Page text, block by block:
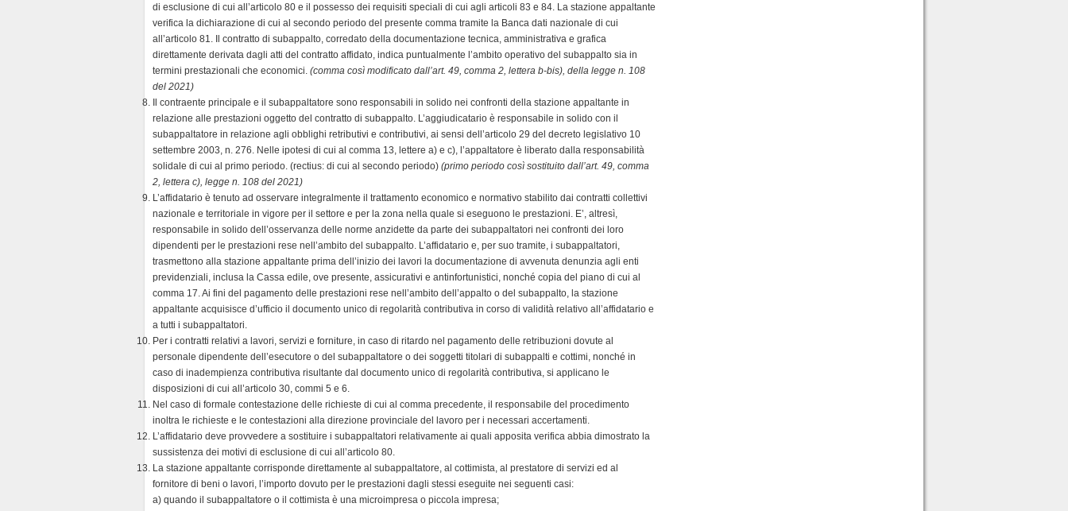
di esclusione di cui all’articolo 80 e il possesso dei requisiti speciali di cui agli articoli 83 e 84. La stazione appaltante
verifica la dichiarazione di cui al secondo periodo del presente comma tramite la Banca dati nazionale di cui
all’articolo 81. Il contratto di subappalto, corredato della documentazione tecnica, amministrativa e grafica
direttamente derivata dagli atti del contratto affidato, indica puntualmente l’ambito operativo del subappalto sia in
termini prestazionali che economici. (comma così modificato dall’art. 49, comma 2, lettera b-bis), della legge n. 108
del 2021)
Il contraente principale e il subappaltatore sono responsabili in solido nei confronti della stazione appaltante in
relazione alle prestazioni oggetto del contratto di subappalto. L’aggiudicatario è responsabile in solido con il
subappaltatore in relazione agli obblighi retributivi e contributivi, ai sensi dell’articolo 29 del decreto legislativo 10
settembre 2003, n. 276. Nelle ipotesi di cui al comma 13, lettere a) e c), l’appaltatore è liberato dalla responsabilità
solidale di cui al primo periodo. (rectius: di cui al secondo periodo) (primo periodo così sostituito dall’art. 49, comma
2, lettera c), legge n. 108 del 2021)
L’affidatario è tenuto ad osservare integralmente il trattamento economico e normativo stabilito dai contratti collettivi
nazionale e territoriale in vigore per il settore e per la zona nella quale si eseguono le prestazioni. E’, altresì,
responsabile in solido dell’osservanza delle norme anzidette da parte dei subappaltatori nei confronti dei loro
dipendenti per le prestazioni rese nell’ambito del subappalto. L’affidatario e, per suo tramite, i subappaltatori,
trasmettono alla stazione appaltante prima dell’inizio dei lavori la documentazione di avvenuta denunzia agli enti
previdenziali, inclusa la Cassa edile, ove presente, assicurativi e antinfortunistici, nonché copia del piano di cui al
comma 17. Ai fini del pagamento delle prestazioni rese nell’ambito dell’appalto o del subappalto, la stazione
appaltante acquisisce d’ufficio il documento unico di regolarità contributiva in corso di validità relativo all’affidatario e
a tutti i subappaltatori.
Per i contratti relativi a lavori, servizi e forniture, in caso di ritardo nel pagamento delle retribuzioni dovute al
personale dipendente dell’esecutore o del subappaltatore o dei soggetti titolari di subappalti e cottimi, nonché in
caso di inadempienza contributiva risultante dal documento unico di regolarità contributiva, si applicano le
disposizioni di cui all’articolo 30, commi 5 e 6.
Nel caso di formale contestazione delle richieste di cui al comma precedente, il responsabile del procedimento
inoltra le richieste e le contestazioni alla direzione provinciale del lavoro per i necessari accertamenti.
L’affidatario deve provvedere a sostituire i subappaltatori relativamente ai quali apposita verifica abbia dimostrato la
sussistenza dei motivi di esclusione di cui all’articolo 80.
La stazione appaltante corrisponde direttamente al subappaltatore, al cottimista, al prestatore di servizi ed al
fornitore di beni o lavori, l’importo dovuto per le prestazioni dagli stessi eseguite nei seguenti casi:
a) quando il subappaltatore o il cottimista è una microimpresa o piccola impresa;